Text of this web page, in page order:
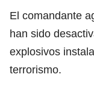
El comandante
han sido
explosivos
terrorismo.